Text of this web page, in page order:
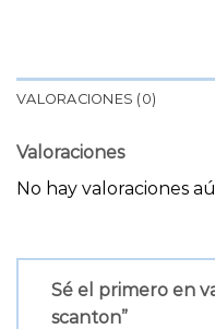
VALORACIONES (0)
Valoraciones
No hay valoraciones
Sé el primero en
scanton”